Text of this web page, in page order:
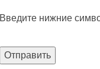
Введите нижние
Отправить